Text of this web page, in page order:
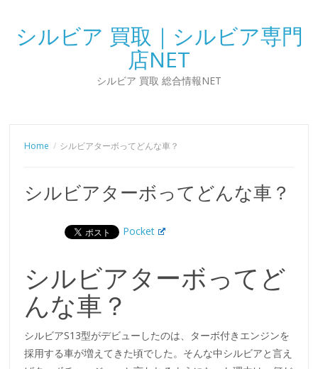
シルビア 買取｜シルビア専門
店NET
シルビア 買取 総合情報NET
Home シルビアターボってどんな車？
シルビアターボってどんな車？
Pocket
シルビアターボってど
んな車？
シルビアS13型がデビューしたのは、ターボ付きエンジンを
採用する車が増えてきた頃でした。そんな中シルビアと言え